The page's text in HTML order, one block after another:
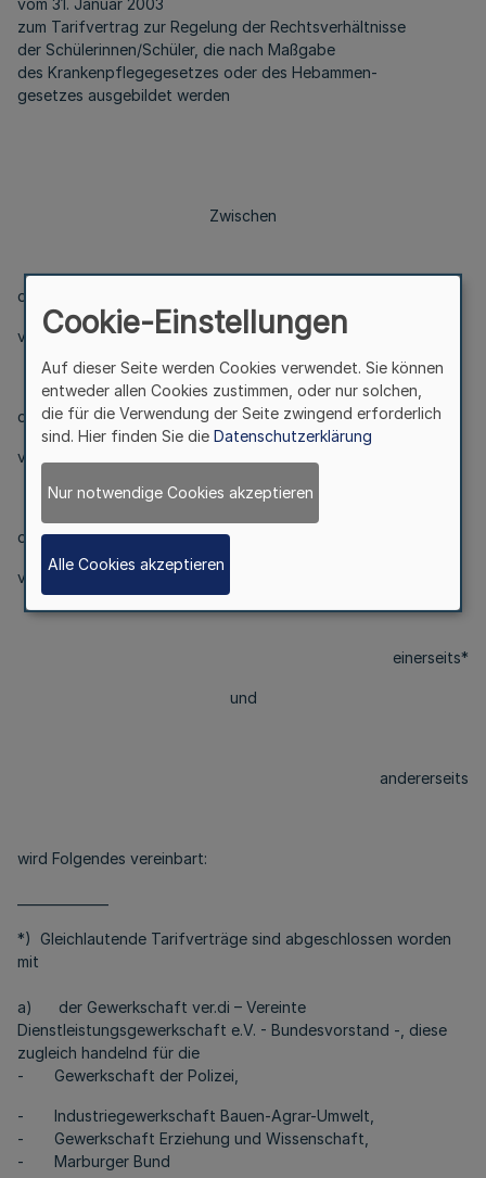
vom 31. Januar 2003
zum Tarifvertrag zur Regelung der Rechtsverhältnisse
der Schülerinnen/Schüler, die nach Maßgabe
des Krankenpflegegesetzes oder des Hebammen-
gesetzes ausgebildet werden
Zwischen
der Bundesrepublik Deutschland,
vertreten durch das Bundesministerium des Innern,
der Tarifgemeinschaft deutscher Länder,
vertreten durch den Vorsitzenden des Vorstandes,
der Vereinigung der kommunalen Arbeitgeberverbände,
vertreten durch den Vorstand,
einerseits*
und
andererseits
wird Folgendes vereinbart:
*) Gleichlautende Tarifverträge sind abgeschlossen worden
mit
a) der Gewerkschaft ver.di – Vereinte
Dienstleistungsgewerkschaft e.V. - Bundesvorstand -, diese
zugleich handelnd für die
- Gewerkschaft der Polizei,
- Industriegewerkschaft Bauen-Agrar-Umwelt,
- Gewerkschaft Erziehung und Wissenschaft,
- Marburger Bund
Cookie-Einstellungen
Auf dieser Seite werden Cookies verwendet. Sie können
entweder allen Cookies zustimmen, oder nur solchen,
die für die Verwendung der Seite zwingend erforderlich
sind. Hier finden Sie die Datenschutzerklärung
Nur notwendige Cookies akzeptieren
Alle Cookies akzeptieren